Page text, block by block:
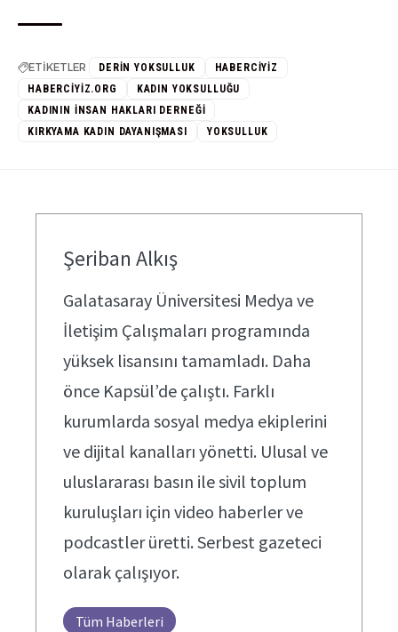
ETİKETLER DERIN YOKSULLUK
HABERCIYIZ
HABERCIYIZ.ORG
KADIN YOKSULLUĞU
KADININ İNSAN HAKLARI DERNEĞI
KIRKYAMA KADIN DAYANIŞMASI
YOKSULLUK
Şeriban Alkış
Galatasaray Üniversitesi Medya ve
İletişim Çalışmaları programında
yüksek lisansını tamamladı. Daha
önce Kapsül’de çalıştı. Farklı
kurumlarda sosyal medya ekiplerini
ve dijital kanalları yönetti. Ulusal ve
uluslararası basın ile sivil toplum
kuruluşları için video haberler ve
podcastler üretti. Serbest gazeteci
olarak çalışıyor.
Tüm Haberleri